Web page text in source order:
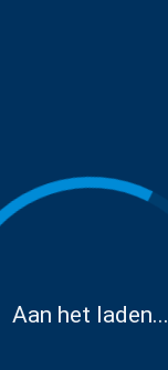
Aan het laden...